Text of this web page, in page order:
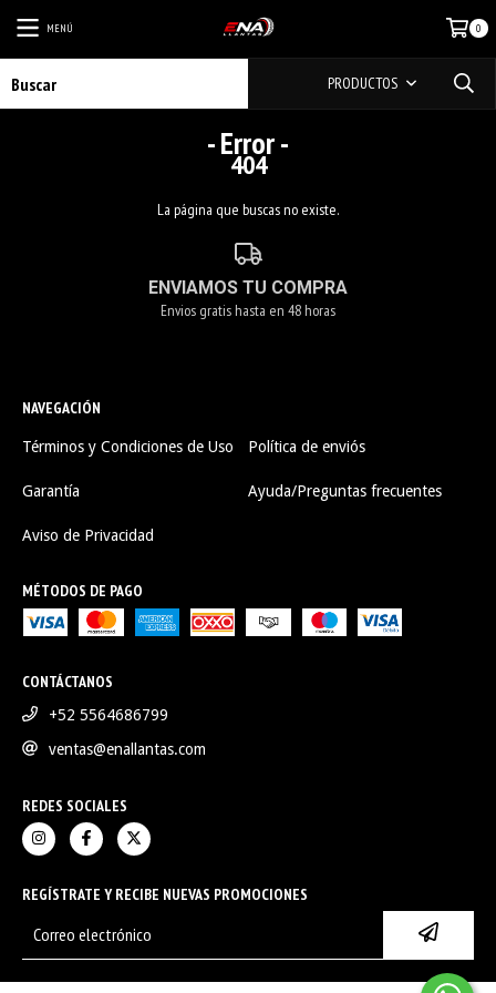
MENÚ 0
PRODUCTOS
- Error -
404
La página que buscas no existe.
ENVIAMOS TU COMPRA
Envios gratis hasta en 48 horas
NAVEGACIÓN
Términos y Condiciones de Uso Política de enviós
Garantía Ayuda/Preguntas frecuentes
Aviso de Privacidad
MÉTODOS DE PAGO
CONTÁCTANOS
+52 5564686799
ventas@enallantas.com
REDES SOCIALES
REGÍSTRATE Y RECIBE NUEVAS PROMOCIONES